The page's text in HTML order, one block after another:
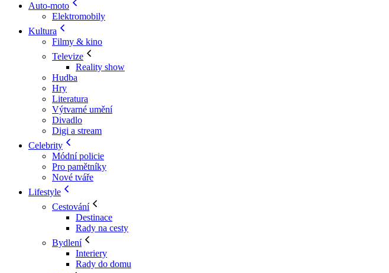
Auto-moto
Elektromobily
Kultura
Filmy & kino
Televize
Reality show
Hudba
Hry
Literatura
Výtvarné umění
Divadlo
Digi a stream
Celebrity
Módní policie
Pro pamětníky
Nové tváře
Lifestyle
Cestování
Destinace
Rady na cesty
Bydlení
Interiery
Rady do domu